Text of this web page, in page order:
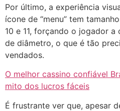
Por último, a experiência
ícone de “menu” tem
10 e 11, forçando o jogador a
de diâmetro, o que é tão
vendados.
O melhor cassino confiável
mito dos lucros fáceis
É frustrante ver que, apesar